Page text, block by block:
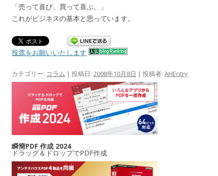
「売って喜び、買って喜ぶ。」
これがビジネスの基本と思っています。
投票をお願いいたします
カテゴリー: コラム | 投稿日: 2008年10月8日 | 投稿者: AHEntry
瞬簡PDF 作成 2024
ドラッグ＆ドロップでPDF作成